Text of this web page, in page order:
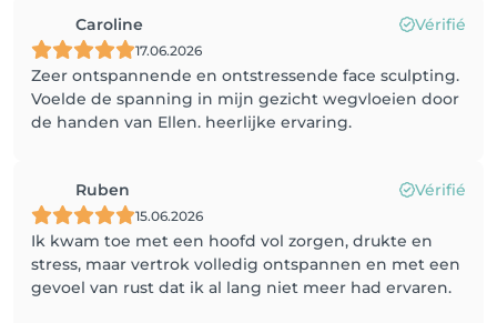
Caroline Vérifié
17.06.2026
Zeer ontspannende en ontstressende face sculpting.
Voelde de spanning in mijn gezicht wegvloeien door
de handen van Ellen. heerlijke ervaring.
Ruben Vérifié
15.06.2026
Ik kwam toe met een hoofd vol zorgen, drukte en
stress, maar vertrok volledig ontspannen en met een
gevoel van rust dat ik al lang niet meer had ervaren.